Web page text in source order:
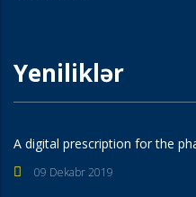
Yeniliklər
A digital prescription for the
09 Dekabr 2019